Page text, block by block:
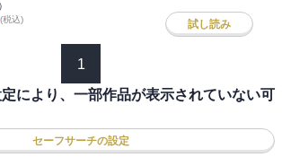
(税込) 試し読み
1
により、一部作品が表示されていない可
セーフサーチの設定